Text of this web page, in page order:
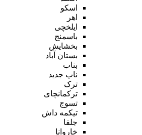
اسکو
اهر
ایلخچی
باسمنج
بخشایش
بستان آباد
بناب
ناب جدید
ترک
ترکمانچای
تسوج
تیکمه داش
جلفا
خاروانا